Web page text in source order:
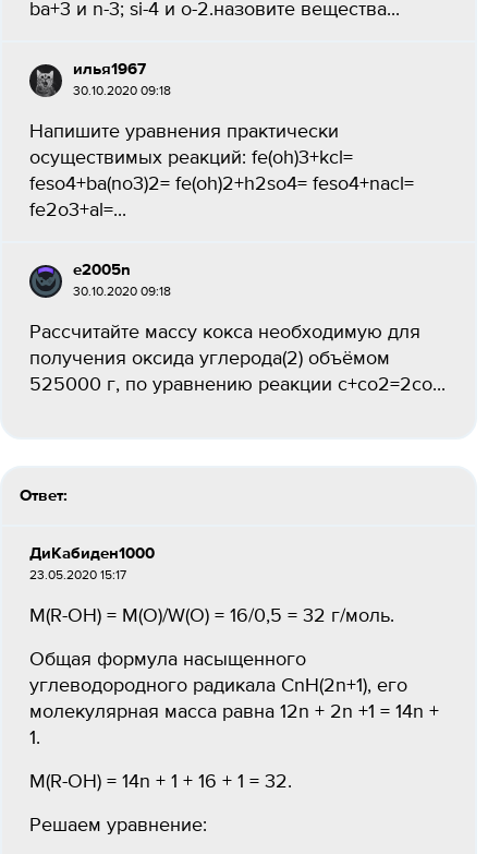
ba+3 и n-3; si-4 и o-2.назовите вещества...
илья1967
30.10.2020 09:18
Напишите уравнения практически
осуществимых реакций: fe(oh)3+kcl=
feso4+ba(no3)2= fe(oh)2+h2so4= feso4+nacl=
fe2o3+al=...
e2005n
30.10.2020 09:18
Рассчитайте массу кокса необходимую для
получения оксида углерода(2) объёмом
525000 г, по уравнению реакции c+co2=2co...
Ответ:
ДиКабиден1000
23.05.2020 15:17
M(R-OH) = M(O)/W(O) = 16/0,5 = 32 г/моль.
Общая формула насыщенного
углеводородного радикала CnH(2n+1), его
молекулярная масса равна 12n + 2n +1 = 14n +
1.
М(R-OH) = 14n + 1 + 16 + 1 = 32.
Решаем уравнение: